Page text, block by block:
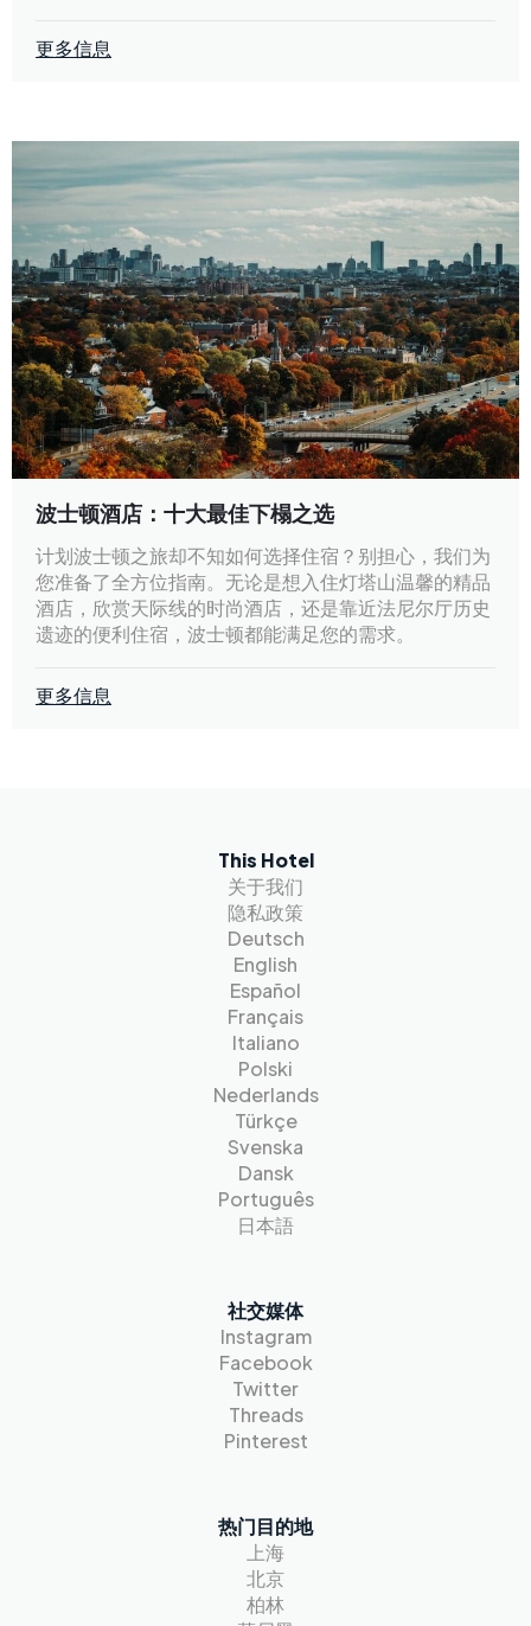
更多信息
波士顿酒店：十大最佳下榻之选
计划波士顿之旅却不知如何选择住宿？别担心，我们为
您准备了全方位指南。无论是想入住灯塔山温馨的精品
酒店，欣赏天际线的时尚酒店，还是靠近法尼尔厅历史
遗迹的便利住宿，波士顿都能满足您的需求。
更多信息
This Hotel
关于我们
隐私政策
Deutsch
English
Español
Français
Italiano
Polski
Nederlands
Türkçe
Svenska
Dansk
Português
日本語
社交媒体
Instagram
Facebook
Twitter
Threads
Pinterest
热门目的地
上海
北京
柏林